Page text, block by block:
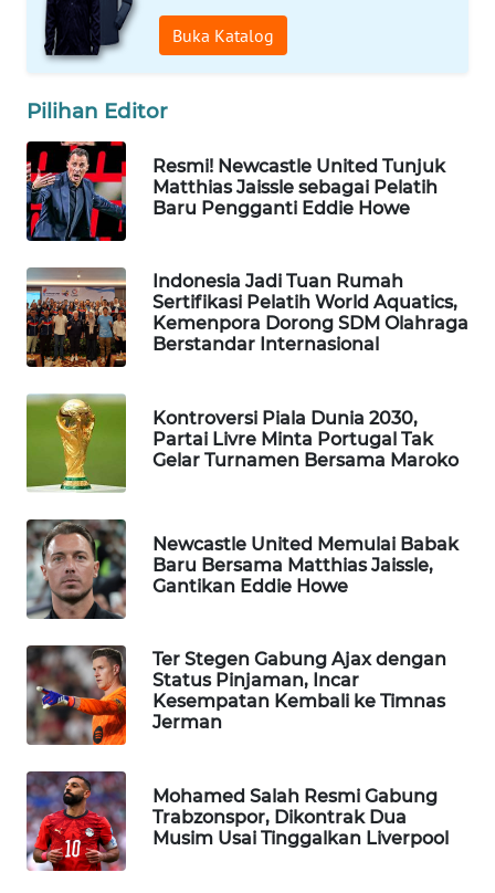
Buka Katalog
Pilihan Editor
Resmi! Newcastle United Tunjuk
Matthias Jaissle sebagai Pelatih
Baru Pengganti Eddie Howe
Indonesia Jadi Tuan Rumah
Sertifikasi Pelatih World Aquatics,
Kemenpora Dorong SDM Olahraga
Berstandar Internasional
Kontroversi Piala Dunia 2030,
Partai Livre Minta Portugal Tak
Gelar Turnamen Bersama Maroko
Newcastle United Memulai Babak
Baru Bersama Matthias Jaissle,
Gantikan Eddie Howe
Ter Stegen Gabung Ajax dengan
Status Pinjaman, Incar
Kesempatan Kembali ke Timnas
Jerman
Mohamed Salah Resmi Gabung
Trabzonspor, Dikontrak Dua
Musim Usai Tinggalkan Liverpool
WAHANA
UMKM
SELEB
WAHANA
PERSONA
OTOMOTIF
WAHANA
HEALTH
WAHANA
DESA
WISATA
LAPAK
WAHANA
Wahana
KONSUMEN
LISTRIK
MASYARAKAT
KELISTRIKAN
WALINKI
ID